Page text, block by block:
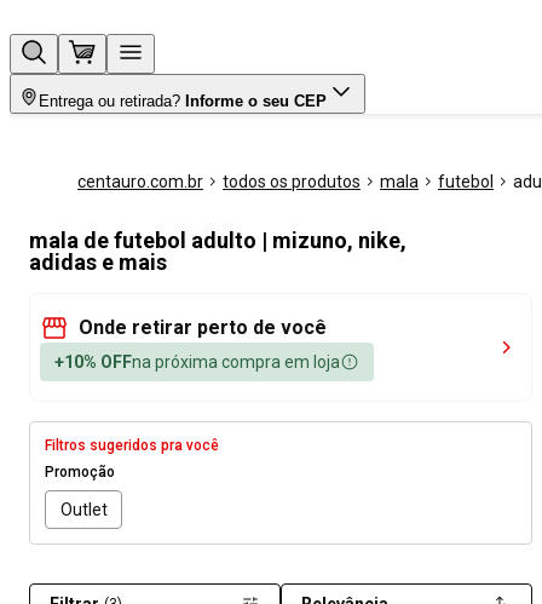
Entrega ou retirada? Informe o seu CEP
centauro.com.br todos os produtos mala futebol
mala de futebol adulto | mizuno, nike,
adidas e mais
Onde retirar perto de você
+10% OFFna próxima compra em loja
Filtros sugeridos pra você
Promoção
Outlet